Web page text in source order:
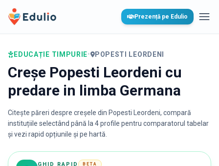
Edulio Prezență pe Edulio
EDUCAȚIE TIMPURIE• POPESTI LEORDENI
Creșe Popesti Leordeni cu
predare in limba Germana
Citește păreri despre creșele din Popesti Leordeni, compară
instituțiile selectând până la 4 profile pentru comparatorul tabelar
și vezi rapid opțiunile și pe hartă.
GHID RAPID BETA